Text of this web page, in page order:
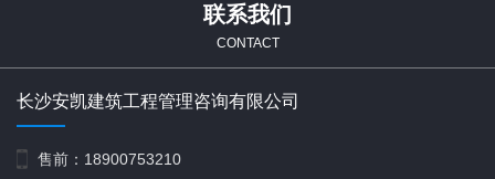
联系我们
CONTACT
长沙安凯建筑工程管理咨询有限公司
售前：18900753210